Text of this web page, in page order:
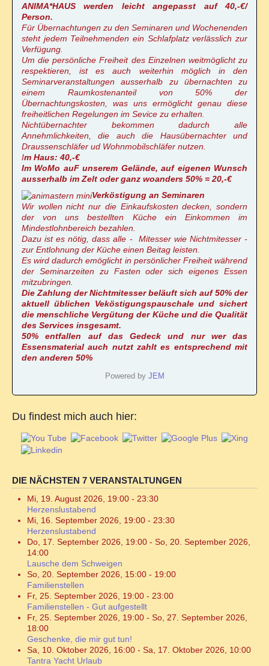
ANIMA*HAUS werden leicht angepasst auf 40,-€/
Person.
Für Übernachtungen zu den Seminaren und Wochenenden
steht jedem Teilnehmenden ein Schlafplatz verlässlich zur
Verfügung.
Um die persönliche Freiheit des Einzelnen weitmöglicht zu
respektieren, ist es auch weiterhin möglich in den
Seminarveranstaltungen ausserhalb zu übernachten zu
einem Raumkostenanteil von 50% der
Übernachtungskosten, was uns ermöglicht genau diese
freiheitlichen Regelungen im Sevice zu erhalten.
Nichtübernachter bekommen dadurch alle
Annehmlichkeiten, die auch die Hausübernachter und
Draussenschläfer ud Wohnmobilschläfer nutzen.
Im Haus: 40,-€
Im WoMo auF unserem Gelände, auf eigenen Wunsch
ausserhalb im Zelt oder ganz woanders 50% = 20,-€
Verköstigung an Seminaren
Wir wollen nicht nur die Einkaufskosten decken, sondern
der von uns bestellten Küche ein Einkommen im
Mindestlohnbereich bezahlen.
Dazu ist es nötig, dass alle - Mitesser wie Nichtmitesser -
zur Entlohnung der Küche einen Beitag leisten.
Es wird dadurch emöglicht in persönlicher Freiheit während
der Seminarzeiten zu Fasten oder sich eigenes Essen
mitzubringen.
Die Zahlung der Nichtmitesser beläuft sich auf 50% der
aktuell üblichen Veköstigungspauschale und sichert
die menschliche Vergütung der Küche und die Qualität
des Services insgesamt.
50% entfallen auf das Gedeck und nur wer das
Essensmaterial auch nutzt zahlt es entsprechend mit
den anderen 50%
Powered by JEM
Du findest mich auch hier:
DIE NÄCHSTEN 7 VERANSTALTUNGEN
Mi, 19. August 2026 19:00 - 23:30
Herzenslustabend
Mi, 16. September 2026
19:00 - 23:30
Herzenslustabend
Do, 17. September 2026
19:00 - So, 20. September 2026
14:00
Lausche dem Schweigen
So, 20. September 2026
15:00 - 19:00
Familienstellen
Fr, 25. September 2026
19:00 - 23:00
Familienstellen - Gut aufgestellt
Fr, 25. September 2026
19:00 - So, 27. September 2026
18:00
Geschenke, die mir gut tun!
Sa, 10. Oktober 2026
16:00 - Sa, 17. Oktober 2026
10:00
Tantra Yacht Urlaub